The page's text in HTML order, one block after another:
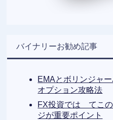
バイナリーお勧め記事
EMAとボリンジャ
オプション攻略法
FX投資では てこの
ジが重要ポイント